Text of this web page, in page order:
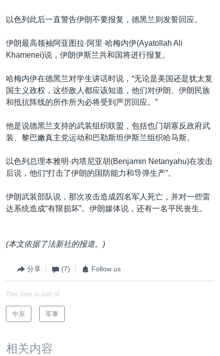
以色列此后一直警告伊朗不要报复，德黑兰则发誓回应。
伊朗最高领袖阿亚图拉·阿里·哈梅内伊(Ayatollah Ali
Khamenei)说，伊朗伊斯兰共和国将进行报复。
哈梅内伊在德黑兰对学生讲话时说，“无论是美国还是犹太复
国主义政权，这些敌人都应该知道，他们对伊朗、伊朗民族
和抵抗阵线的所作所为必将受到严厉回应。”
他是说德黑兰支持的武装组织联盟，包括也门胡塞反政府武
装、黎巴嫩真主党运动和巴勒斯坦伊斯兰组织哈马斯。
以色列总理本雅明·内塔尼亚胡(Benjamin Netanyahu)在攻击
后说，他们“打击了伊朗的国防能力和导弹生产”。
伊朗武装部队说，那次攻击造成四名军人死亡，并对一些雷
达系统造成“有限损坏”。伊朗媒体说，还有一名平民丧生。
(本文依据了法新社的报道。)
分享 (7) Follow us
This item is part of
中东 军事
相关内容